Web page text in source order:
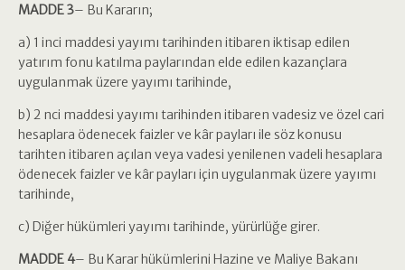
MADDE 3– Bu Kararın;
a) 1 inci maddesi yayımı tarihinden itibaren iktisap edilen
yatırım fonu katılma paylarından elde edilen kazançlara
uygulanmak üzere yayımı tarihinde,
b) 2 nci maddesi yayımı tarihinden itibaren vadesiz ve özel cari
hesaplara ödenecek faizler ve kâr payları ile söz konusu
tarihten itibaren açılan veya vadesi yenilenen vadeli hesaplara
ödenecek faizler ve kâr payları için uygulanmak üzere yayımı
tarihinde,
c) Diğer hükümleri yayımı tarihinde, yürürlüğe girer.
MADDE 4– Bu Karar hükümlerini Hazine ve Maliye Bakanı